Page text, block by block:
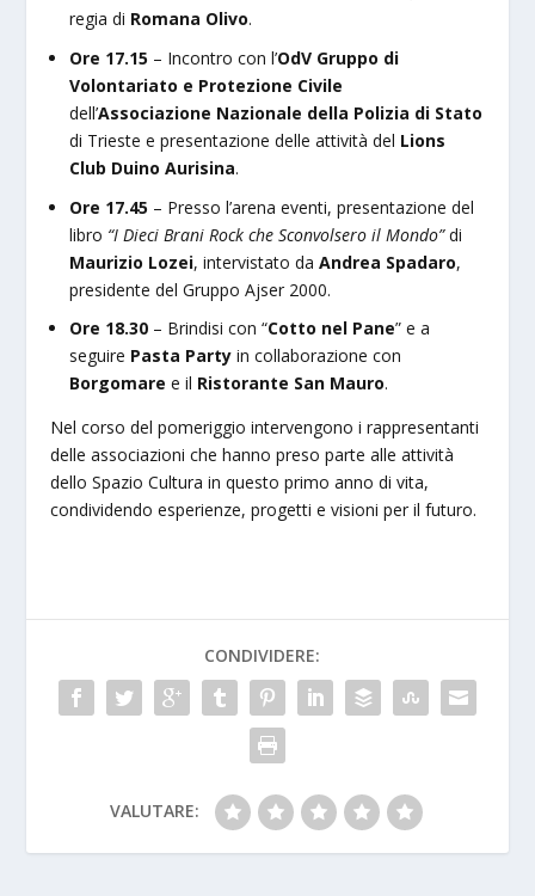
regia di Romana Olivo.
Ore 17.15 – Incontro con l’OdV Gruppo di
Volontariato e Protezione Civile
dell’Associazione Nazionale della Polizia di Stato
di Trieste e presentazione delle attività del Lions
Club Duino Aurisina.
Ore 17.45 – Presso l’arena eventi, presentazione del
libro “I Dieci Brani Rock che Sconvolsero il Mondo”di
Maurizio Lozei, intervistato daAndrea Spadaro,
presidente del Gruppo Ajser 2000.
Ore 18.30 – Brindisi con “Cotto nel Pane” e a
seguire Pasta Party in collaborazione con
Borgomare e il Ristorante San Mauro.
Nel corso del pomeriggio intervengono i rappresentanti
delle associazioni che hanno preso parte alle attività
dello Spazio Cultura in questo primo anno di vita,
condividendo esperienze, progetti e visioni per il futuro.
CONDIVIDERE:
VALUTARE: